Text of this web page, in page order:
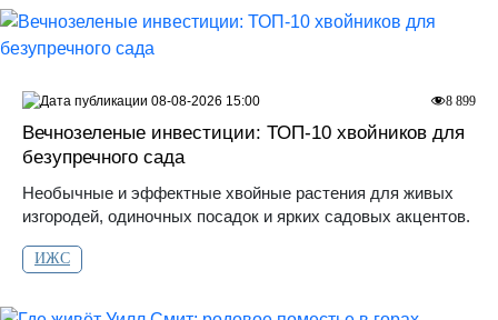
Вечнозеленые инвестиции: ТОП-10 хвойников для
безупречного сада
Необычные и эффектные хвойные растения для живых
изгородей, одиночных посадок и ярких садовых акцентов.
ИЖС
8 899
08-08-2026 15:00